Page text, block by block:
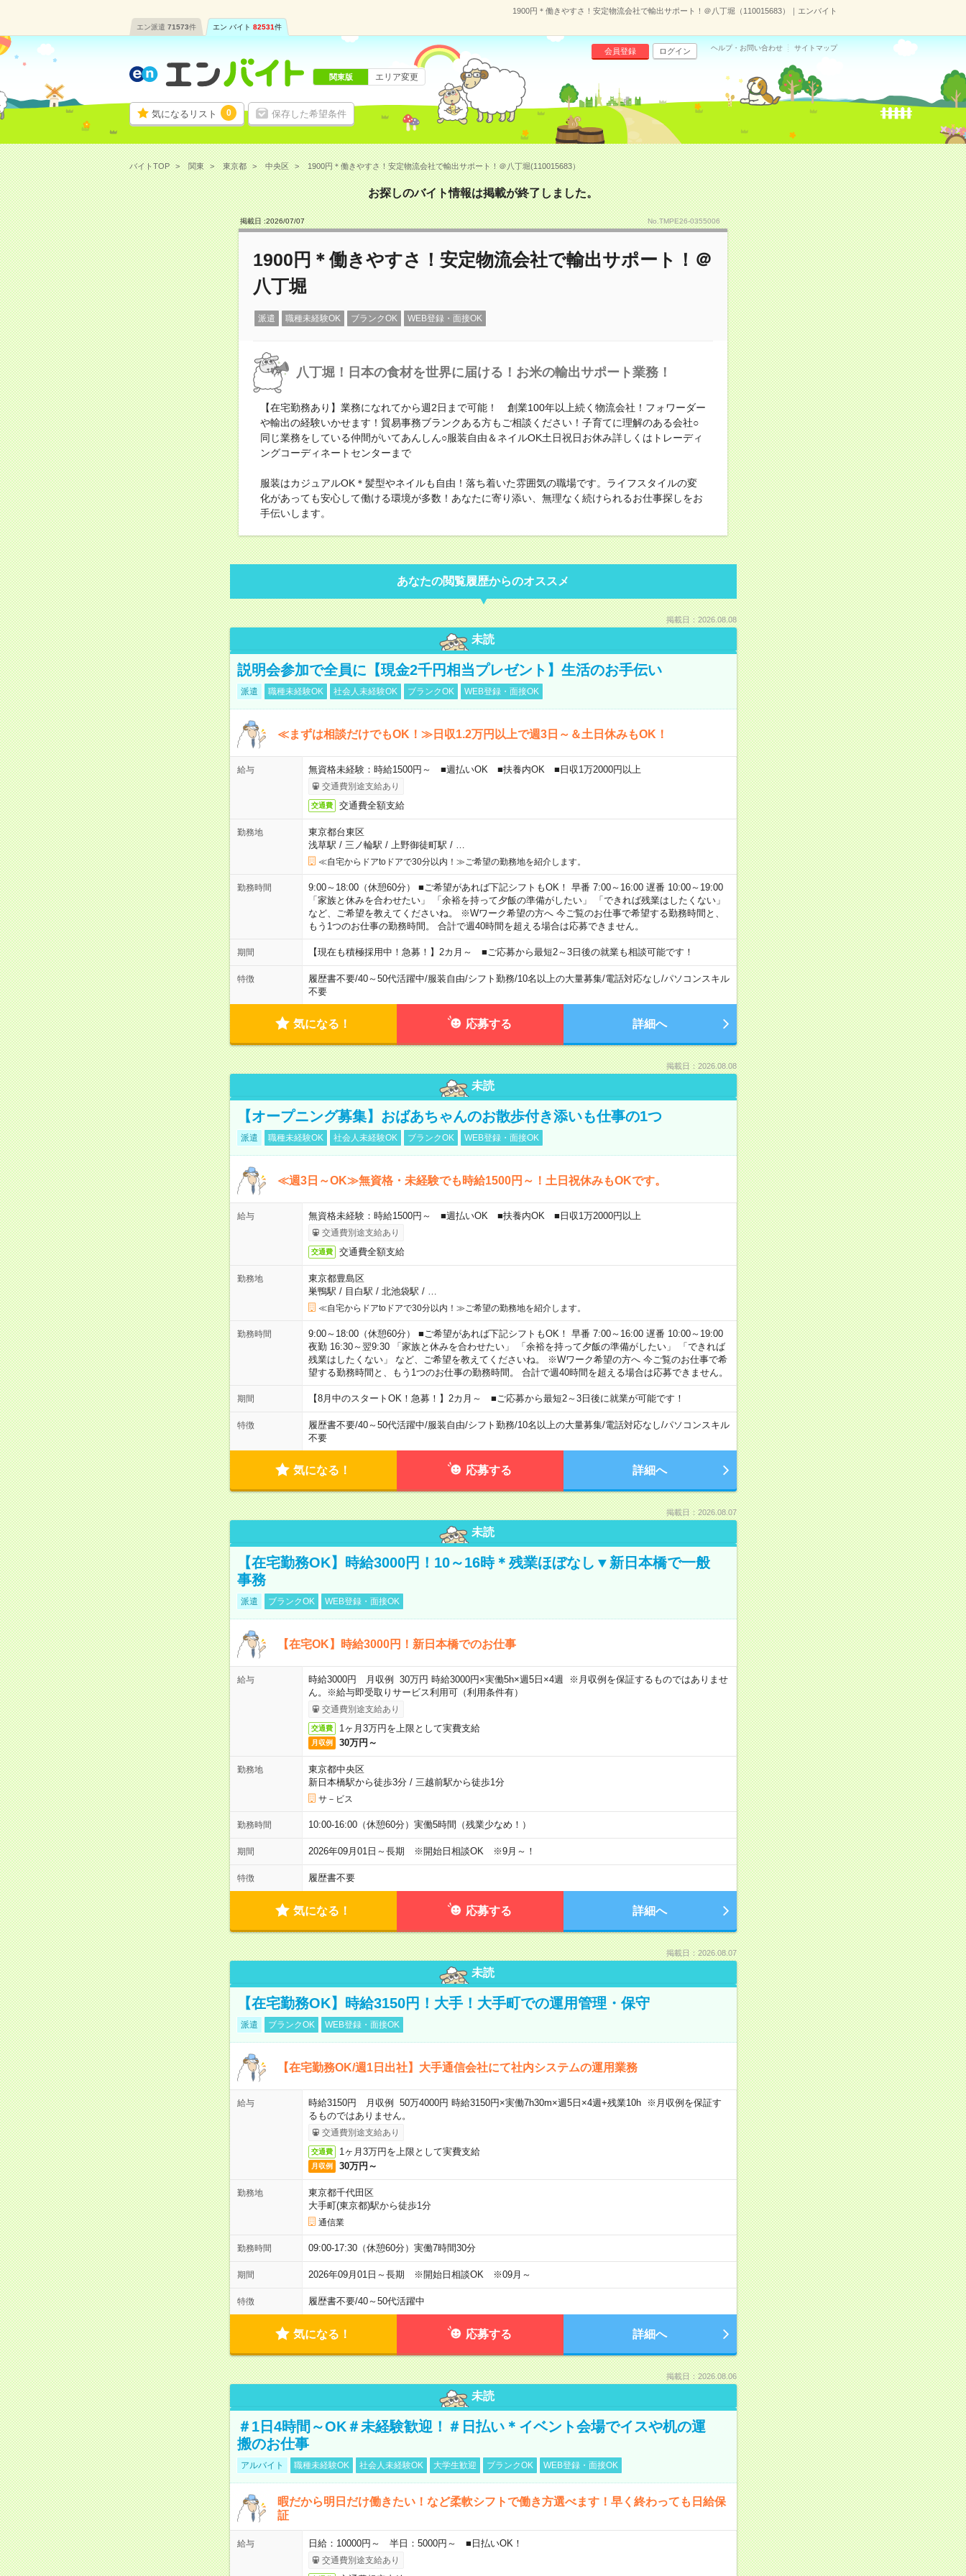
1900円＊働きやすさ！安定物流会社で輸出サポート！＠八丁堀（110015683）｜エンバイト
エン派遣 71573件 エン バイト 82531件
気になるリスト 0 保存した希望条件
会員登録 ログイン ヘルプ・お問い合わせ サイトマップ
関東版 エリア変更
バイトTOP 関東 東京都 中央区 1900円＊働きやすさ！安定物流会社で輸出サポート！＠八丁堀(110015683）
お探しのバイト情報は掲載が終了しました。
掲載日 :2026/07/07 No.TMPE26-0355006
1900円＊働きやすさ！安定物流会社で輸出サポート！＠
八丁堀
派遣 職種未経験OK ブランクOK WEB登録・面接OK
八丁堀！日本の食材を世界に届ける！お米の輸出サポート業務！
【在宅勤務あり】業務になれてから週2日まで可能！ 創業100年以上続く物流会社！フォワーダー
や輸出の経験いかせます！貿易事務ブランクある方もご相談ください！子育てに理解のある会社○
同じ業務をしている仲間がいてあんしん○服装自由＆ネイルOK土日祝日お休み詳しくはトレーディ
ングコーディネートセンターまで
服装はカジュアルOK＊髪型やネイルも自由！落ち着いた雰囲気の職場です。ライフスタイルの変
化があっても安心して働ける環境が多数！あなたに寄り添い、無理なく続けられるお仕事探しをお
手伝いします。
あなたの閲覧履歴からのオススメ
掲載日：2026.08.08
未読
説明会参加で全員に【現金2千円相当プレゼント】生活のお手伝い
派遣 職種未経験OK 社会人未経験OK ブランクOK WEB登録・面接OK
≪まずは相談だけでもOK！≫日収1.2万円以上で週3日～＆土日休みもOK！
給与 無資格未経験：時給1500円～ ■週払いOK ■扶養内OK ■日収1万2000円以上
交通費別途支給あり
交通費 交通費全額支給
勤務地
東京都台東区
浅草駅 / 三ノ輪駅 / 上野御徒町駅 /
≪自宅からドアtoドアで30分以内！≫ご希望の勤務地を紹介します。
勤務時間
9:00～18:00（休憩60分） ■ご希望があれば下記シフトもOK！ 早番 7:00～16:00 遅番 10:00～19:00
「家族と休みを合わせたい」 「余裕を持って夕飯の準備がしたい」 「できれば残業はしたくない」
など、ご希望を教えてくださいね。 ※Wワーク希望の方へ 今ご覧のお仕事で希望する勤務時間と、
もう1つのお仕事の勤務時間。 合計で週40時間を超える場合は応募できません。
期間 【現在も積極採用中！急募！】2カ月～ ■ご応募から最短2～3日後の就業も相談可能です！
特徴 履歴書不要/40～50代活躍中/服装自由/シフト勤務/10名以上の大量募集/電話対応なし/パソコンスキル
不要
気になる！ 応募する 詳細へ
掲載日：2026.08.08
未読
【オープニング募集】おばあちゃんのお散歩付き添いも仕事の1つ
派遣 職種未経験OK 社会人未経験OK ブランクOK WEB登録・面接OK
≪週3日～OK≫無資格・未経験でも時給1500円～！土日祝休みもOKです。
給与 無資格未経験：時給1500円～ ■週払いOK ■扶養内OK ■日収1万2000円以上
交通費別途支給あり
交通費 交通費全額支給
勤務地
東京都豊島区
巣鴨駅 / 目白駅 / 北池袋駅 /
≪自宅からドアtoドアで30分以内！≫ご希望の勤務地を紹介します。
勤務時間
9:00～18:00（休憩60分） ■ご希望があれば下記シフトもOK！ 早番 7:00～16:00 遅番 10:00～19:00
夜勤 16:30～翌9:30 「家族と休みを合わせたい」 「余裕を持って夕飯の準備がしたい」 「できれば
残業はしたくない」 など、ご希望を教えてくださいね。 ※Wワーク希望の方へ 今ご覧のお仕事で希
望する勤務時間と、もう1つのお仕事の勤務時間。 合計で週40時間を超える場合は応募できません。
期間 【8月中のスタートOK！急募！】2カ月～ ■ご応募から最短2～3日後に就業が可能です！
特徴 履歴書不要/40～50代活躍中/服装自由/シフト勤務/10名以上の大量募集/電話対応なし/パソコンスキル
不要
気になる！ 応募する 詳細へ
掲載日：2026.08.07
未読
【在宅勤務OK】時給3000円！10～16時＊残業ほぼなし▼新日本橋で一般
事務
派遣 ブランクOK WEB登録・面接OK
【在宅OK】時給3000円！新日本橋でのお仕事
給与
時給3000円 月収例 30万円 時給3000円×実働5h×週5日×4週 ※月収例を保証するものではありませ
ん。※給与即受取りサービス利用可（利用条件有）
交通費別途支給あり
交通費 1ヶ月3万円を上限として実費支給
月収例 30万円～
勤務地
東京都中央区
新日本橋駅から徒歩3分/ 三越前駅から徒歩1分
サ－ビス
勤務時間 10:00-16:00（休憩60分）実働5時間（残業少なめ！）
期間 2026年09月01日～長期 ※開始日相談OK ※9月～！
特徴 履歴書不要
気になる！ 応募する 詳細へ
掲載日：2026.08.07
未読
【在宅勤務OK】時給3150円！大手！大手町での運用管理・保守
派遣 ブランクOK WEB登録・面接OK
【在宅勤務OK/週1日出社】大手通信会社にて社内システムの運用業務
給与
時給3150円 月収例 50万4000円 時給3150円×実働7h30m×週5日×4週+残業10h ※月収例を保証す
るものではありません。
交通費別途支給あり
交通費 1ヶ月3万円を上限として実費支給
月収例 30万円～
勤務地
東京都千代田区
大手町(東京都)駅から徒歩1分
通信業
勤務時間 09:00-17:30（休憩60分）実働7時間30分
期間 2026年09月01日～長期 ※開始日相談OK ※09月～
特徴 履歴書不要/40～50代活躍中
気になる！ 応募する 詳細へ
掲載日：2026.08.06
未読
＃1日4時間～OK＃未経験歓迎！＃日払い＊イベント会場でイスや机の運
搬のお仕事
アルバイト 職種未経験OK 社会人未経験OK 大学生歓迎 ブランクOK WEB登録・面接OK
暇だから明日だけ働きたい！など柔軟シフトで働き方選べます！早く終わっても日給保
証
給与 日給：10000円～ 半日：5000円～ ■日払いOK！
交通費別途支給あり